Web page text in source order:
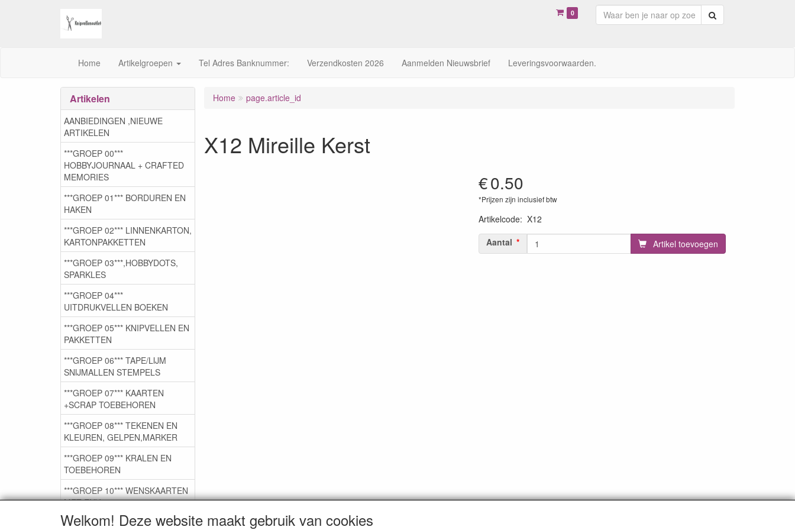
Welkom! Deze website maakt gebruik van cookies
0
Home Artikelgroepen Tel Adres Banknummer: Verzendkosten 2026 Aanmelden Nieuwsbrief Leveringsvoorwaarden.
Home page.article_id
X12 Mireille Kerst
€0.50
*Prijzen zijn inclusief btw
Artikelcode: X12
Aantal
Artikel toevoegen
Artikelen
AANBIEDINGEN ,NIEUWE
ARTIKELEN
***GROEP 00***
HOBBYJOURNAAL + CRAFTED
MEMORIES
***GROEP 01*** BORDUREN EN
HAKEN
***GROEP 02*** LINNENKARTON,
KARTONPAKKETTEN
***GROEP 03***,HOBBYDOTS,
SPARKLES
***GROEP 04***
UITDRUKVELLEN BOEKEN
***GROEP 05*** KNIPVELLEN EN
PAKKETTEN
***GROEP 06*** TAPE/LIJM
SNIJMALLEN STEMPELS
***GROEP 07*** KAARTEN
+SCRAP TOEBEHOREN
***GROEP 08*** TEKENEN EN
KLEUREN, GELPEN,MARKER
***GROEP 09*** KRALEN EN
TOEBEHOREN
***GROEP 10*** WENSKAARTEN
MET ENV. €0,75